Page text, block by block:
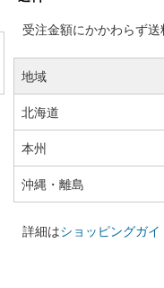
受注金額にかかわらず
地域
北海道
本州
沖縄・離島
詳細はショッピングガイ